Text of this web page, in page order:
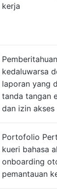
kerja
Pemberitahuan
kedaluwarsa
laporan yang
tanda tangan
dan izin akses
Portofolio
kueri bahasa
onboarding
pemantauan